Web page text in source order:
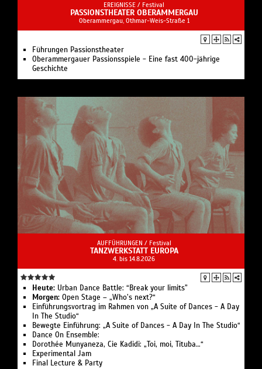
EREIGNISSE / Festival
PASSIONSTHEATER OBERAMMERGAU
Oberammergau, Othmar-Weis-Straße 1
Führungen Passionstheater
Oberammergauer Passionsspiele - Eine fast 400-jährige
Geschichte
AUFFÜHRUNGEN / Festival
TANZWERKSTATT EUROPA
4. bis 14.8.2026
Heute: Urban Dance Battle: “Break your limits”
Morgen: Open Stage – „Who’s next?“
Einführungsvortrag im Rahmen von „A Suite of Dances - A Day
In The Studio“
Bewegte Einführung: „A Suite of Dances - A Day In The Studio“
Dance On Ensemble:
Dorothée Munyaneza, Cie Kadidi: „Toi, moi, Tituba…“
Experimental Jam
Final Lecture & Party